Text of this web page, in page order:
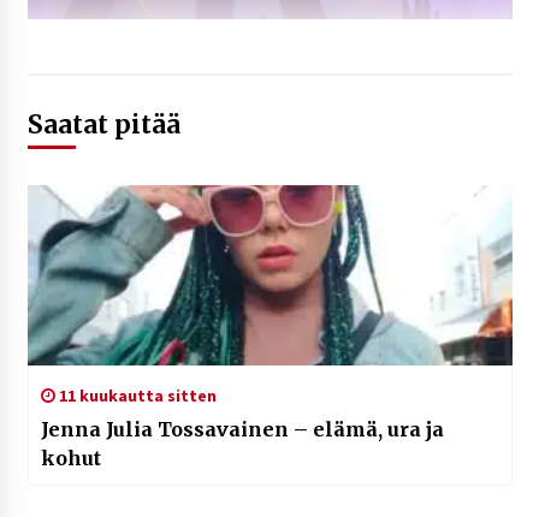
Saatat pitää
11 kuukautta sitten
Jenna Julia Tossavainen – elämä, ura ja
kohut